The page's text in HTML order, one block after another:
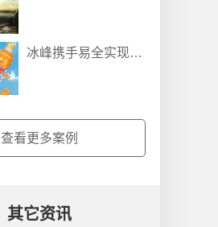
冰峰携手易全实现：饮料瓶装线五码关联防伪防窜货营销系统
查看更多案例
其它资讯